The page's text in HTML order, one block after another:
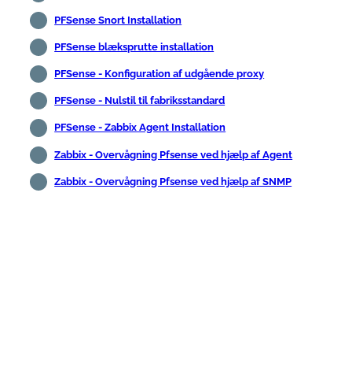
PFSense Snort Installation
PFSense blæksprutte installation
PFSense - Konfiguration af udgående proxy
PFSense - Nulstil til fabriksstandard
PFSense - Zabbix Agent Installation
Zabbix - Overvågning Pfsense ved hjælp af Agent
Zabbix - Overvågning Pfsense ved hjælp af SNMP